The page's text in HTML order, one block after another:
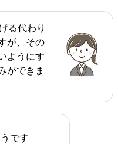
る代わり
が、その
ようにす
ができま
です